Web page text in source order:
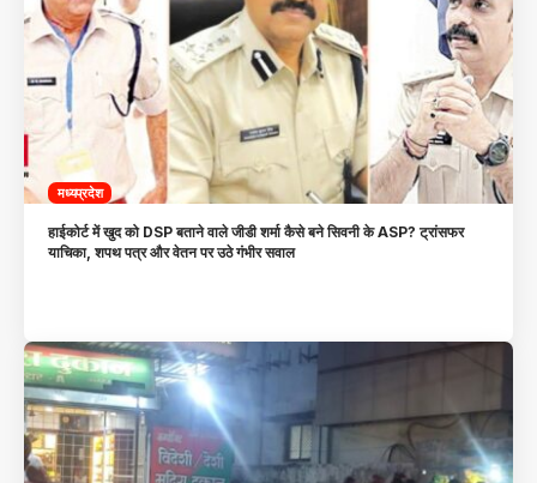
मध्यप्रदेश
हाईकोर्ट में खुद को DSP बताने वाले जीडी शर्मा कैसे बने सिवनी के ASP? ट्रांसफर
याचिका, शपथ पत्र और वेतन पर उठे गंभीर सवाल